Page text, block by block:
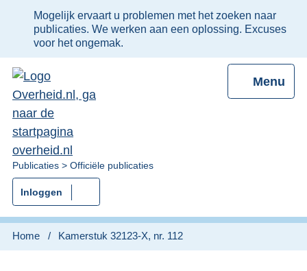
Ter
informatie:
Mogelijk ervaart u problemen met het zoeken naar
publicaties. We werken aan een oplossing. Excuses
voor het ongemak.
Menu
U
bent
nu
hier:
Publicaties Officiële publicaties
Inloggen
Home Kamerstuk 32123-X, nr. 112